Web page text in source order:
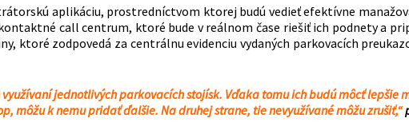
aplikáciu, prostredníctvom ktorej budú vedieť efektívne
call centrum, ktoré bude v reálnom čase riešiť ich podnety a
ktoré zodpovedá za centrálnu evidenciu vydaných parkovacích
jednotlivých parkovacích stojísk. Vďaka tomu ich budú môcť lepšie
môžu k nemu pridať ďalšie. Na druhej strane, tie nevyužívané môžu zrušiť,“